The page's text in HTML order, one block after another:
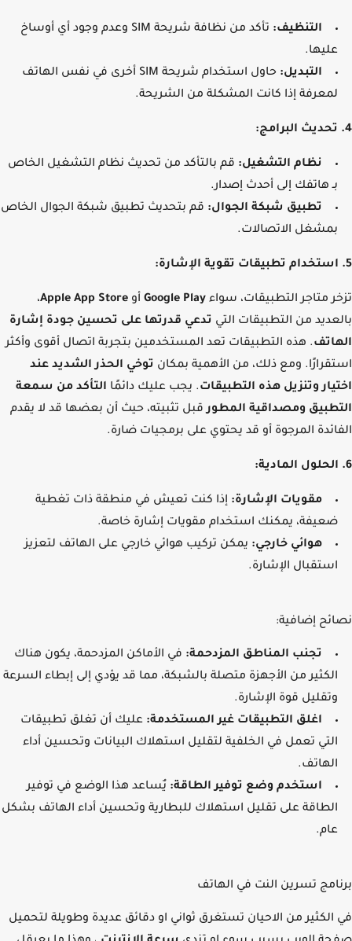
التنظيف:
تأكد من نظافة شريحة SIM وعدم وجود أي أوساخ
عليها.
التبديل:
حاول استخدام شريحة SIM أخرى في نفس الهاتف
لمعرفة إذا كانت المشكلة من الشريحة.
نظام التشغيل:قم بالتأكد من تحديث نظام التشغيل الخاص
بـ هاتفك إلى أحدث إصدار.
تطبيق شبكة الجوال:قم بتحديث تطبيق شبكة الجوال الخاص
بمشغل الاتصالات.
متاجر التطبيقات، سواءGoogle Playأو Apple App Store،
من التطبيقات التيتدعي قدرتها على تحسين جودة إشارة
. هذه التطبيقات تعد المستخدمين بتجربة اتصال أقوى وأكثر
ومع ذلك، من الأهمية بمكانتوخي الحذر الشديد عند
وتنزيل هذه التطبيقات. يجب عليك دائمًاالتأكد من سمعة
ومصداقية المطورقبل تثبيته، حيث أن بعضها قد لا يقدم
المرجوة أو قد يحتوي على برمجيات ضارة.
مقويات الإشارة:إذا كنت تعيش في منطقة ذات تغطية
ضعيفة، يمكنك استخدام مقويات إشارة خاصة.
هوائي خارجي:يمكن تركيب هوائي خارجي على الهاتف لتعزيز
استقبال الإشارة.
إضافية:
تجنب المناطق المزدحمة:في الأماكن المزدحمة، يكون هناك
الكثير من الأجهزة متصلة بالشبكة، مما قد يؤدي إلى إبطاء السرعة
وتقليل قوة الإشارة.
اغلق التطبيقات غير المستخدمة:عليك أن تغلقتطبيقات
التي تعمل في الخلفية لتقليل استهلاك البيانات وتحسين أداء
الهاتف.
استخدم وضع توفير الطاقة:يٌساعد هذا الوضع في توفير
الطاقة على تقليل استهلاك للبطارية وتحسين أداء الهاتف بشكل
عام.
تسرين النت في الهاتف
من الاحيان تستغرق ثواني او دقائق عديدة وطويلة لتحميل